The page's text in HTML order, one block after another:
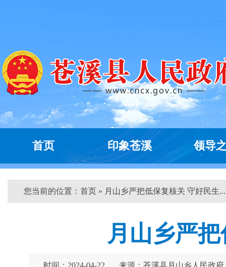
首页 印象苍溪 领导
您当前的位置： 首页 » 月山乡严把低保复核关 守好民生
月山乡严
时间：2024-04-22 来源：苍溪县月山乡人民政府